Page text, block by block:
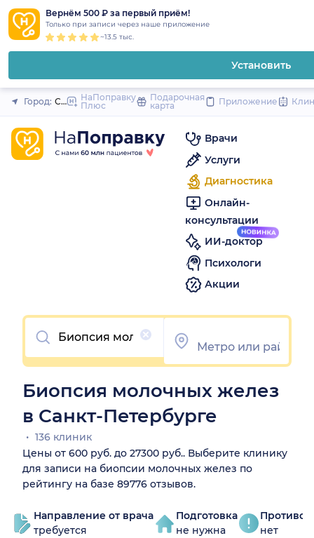
Вернём 500 ₽ за первый приём!
Только при записи через наше приложение
~13.5 тыс.
Установить
Закрыть
Город: Санкт-Петербург
НаПоправку
Плюс
Подарочная
карта
Приложение
Врачи
Услуги
Диагностика
Онлайн-
консультации
ИИ-доктор
Психологи
Акции
Очистить
Биопсия молочных желез
в Санкт-Петербурге
136 клиник
Цены от 600 руб. до 27300 руб.. Выберите клинику
для записи на биопсии молочных желез по
рейтингу на базе 89776 отзывов.
Направление от врача
требуется
Подготовка
не нужна
нет